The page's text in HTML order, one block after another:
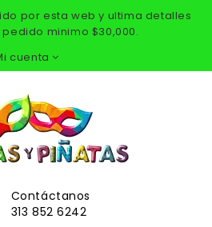
por esta web y ultima detalles
minimo $30,000.
cuenta
Contáctanos
313 852 6242